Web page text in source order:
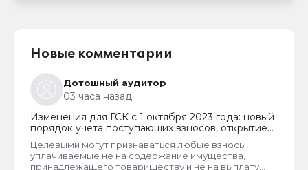
Новые комментарии
Дотошный аудитор
03 часа назад
Изменения для ГСК с 1 октября 2023 года: новый
порядок учета поступающих взносов, открытие
расчетных счетов и переход на применение
бухгалтерского ПО
Целевыми могут признаваться любые взносы,
уплачиваемые не на содержание имущества,
принадлежащего товариществу и не на выплату